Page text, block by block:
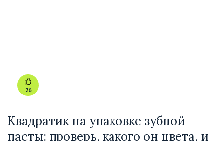
26
Квадратик на упаковке зубной
пасты: проверь, какого он цвета, и